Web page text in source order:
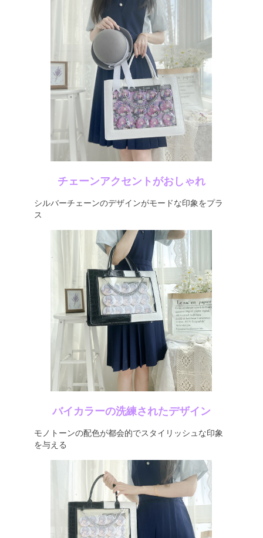
チェーンアクセントがおしゃれ
シルバーチェーンのデザインがモードな印象をプラ
ス
バイカラーの洗練されたデザイン
モノトーンの配色が都会的でスタイリッシュな印象
を与える